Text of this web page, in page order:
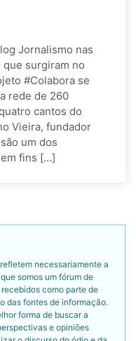
Jornalismo nas
surgiram no
#Colabora se
rede de 260
cantos do
Vieira, fundador
um dos
fins […]
necessariamente a
somos um fórum de
como parte de
das fontes de informação.
forma de buscar a
e opiniões